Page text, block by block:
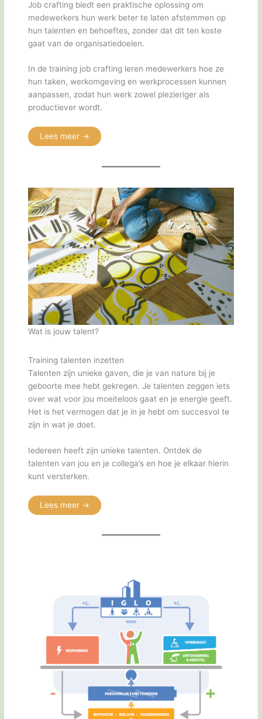
Job crafting biedt een praktische oplossing om
medewerkers hun werk beter te laten afstemmen op
hun talenten en behoeftes, zonder dat dit ten koste
gaat van de organisatiedoelen.
In de training job crafting leren medewerkers hoe ze
hun taken, werkomgeving en werkprocessen kunnen
aanpassen, zodat hun werk zowel plezieriger als
productiever wordt.
Lees meer ->
Wat is jouw talent?
Training talenten inzetten
Talenten zijn unieke gaven, die je van nature bij je
geboorte mee hebt gekregen. Je talenten zeggen iets
over wat voor jou moeiteloos gaat en je energie geeft.
Het is het vermogen dat je in je hebt om succesvol te
zijn in wat je doet.
Iedereen heeft zijn unieke talenten. Ontdek de
talenten van jou en je collega’s en hoe je elkaar hierin
kunt versterken.
Lees meer ->